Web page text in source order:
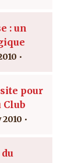
: un
pour
Club